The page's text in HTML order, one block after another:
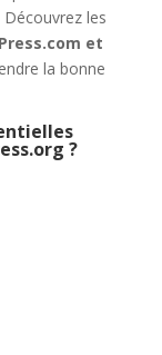
les
et
la bonne
?